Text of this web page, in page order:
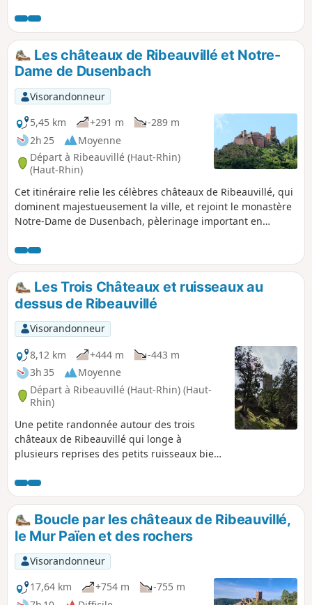
Dusenbach. Il ne fait que 11 km, mais plus de 600m de
dénivelé. À réserver aux marcheurs en bonne condition
physique.Les châteaux de Ribeauvillé et Notre-
Dame de Dusenbach
Visorandonneur
5,45 km
+291 m
-289 m
2h 25
Moyenne
Départ à Ribeauvillé (Haut-Rhin)
(Haut-Rhin)
Cet itinéraire relie les célèbres châteaux de Ribeauvillé, qui
dominent majestueusement la ville, et rejoint le monastère
Notre-Dame de Dusenbach, pèlerinage important en
Forêt-Noire sont à admirer depuis les châteaux forts, points
culminants de la balade.
Les Trois Châteaux et ruisseaux au
dessus de Ribeauvillé
Visorandonneur
8,12 km
+444 m
-443 m
3h 35
Moyenne
Départ à Ribeauvillé (Haut-Rhin) (Haut-
Rhin)
Une petite randonnée autour des trois
châteaux de Ribeauvillé qui longe à
plusieurs reprises des petits ruisseaux bien
Boucle par les châteaux de Ribeauvillé,
le Mur Païen et des rochers
Visorandonneur
17,64 km
+754 m
-755 m